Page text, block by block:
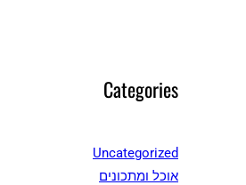
Categories
Uncategorized
אוכל ומתכונים